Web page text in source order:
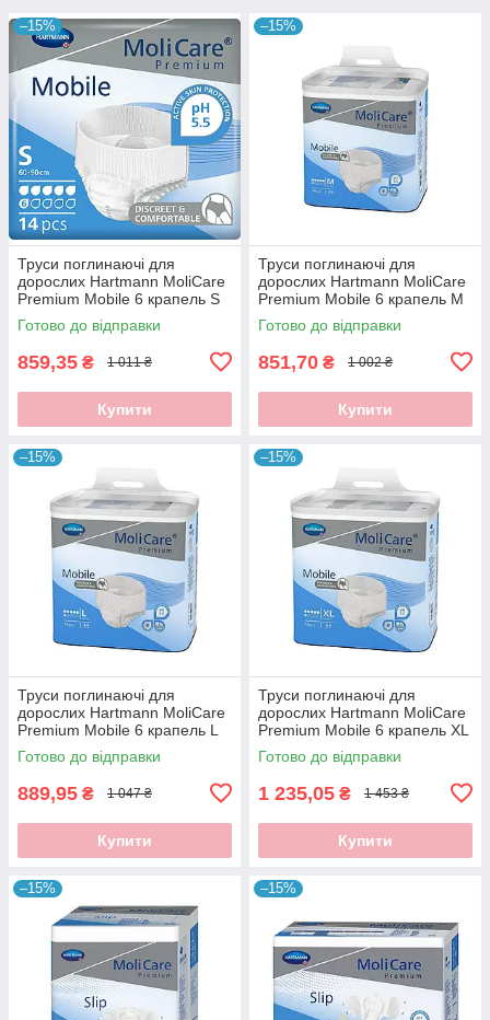
–15%
Труси поглинаючі для
дорослих Hartmann MoliCare
Premium Mobile 6 крапель S
14шт/уп
Готово до відправки
859,35 ₴ 1 011 ₴
Купити
–15%
Труси поглинаючі для
дорослих Hartmann MoliCare
Premium Mobile 6 крапель M
14шт/уп
Готово до відправки
851,70 ₴ 1 002 ₴
Купити
–15%
Труси поглинаючі для
дорослих Hartmann MoliCare
Premium Mobile 6 крапель L
14шт/уп
Готово до відправки
889,95 ₴ 1 047 ₴
Купити
–15%
Труси поглинаючі для
дорослих Hartmann MoliCare
Premium Mobile 6 крапель XL
14шт/уп
Готово до відправки
1 235,05 ₴ 1 453 ₴
Купити
–15% –15%